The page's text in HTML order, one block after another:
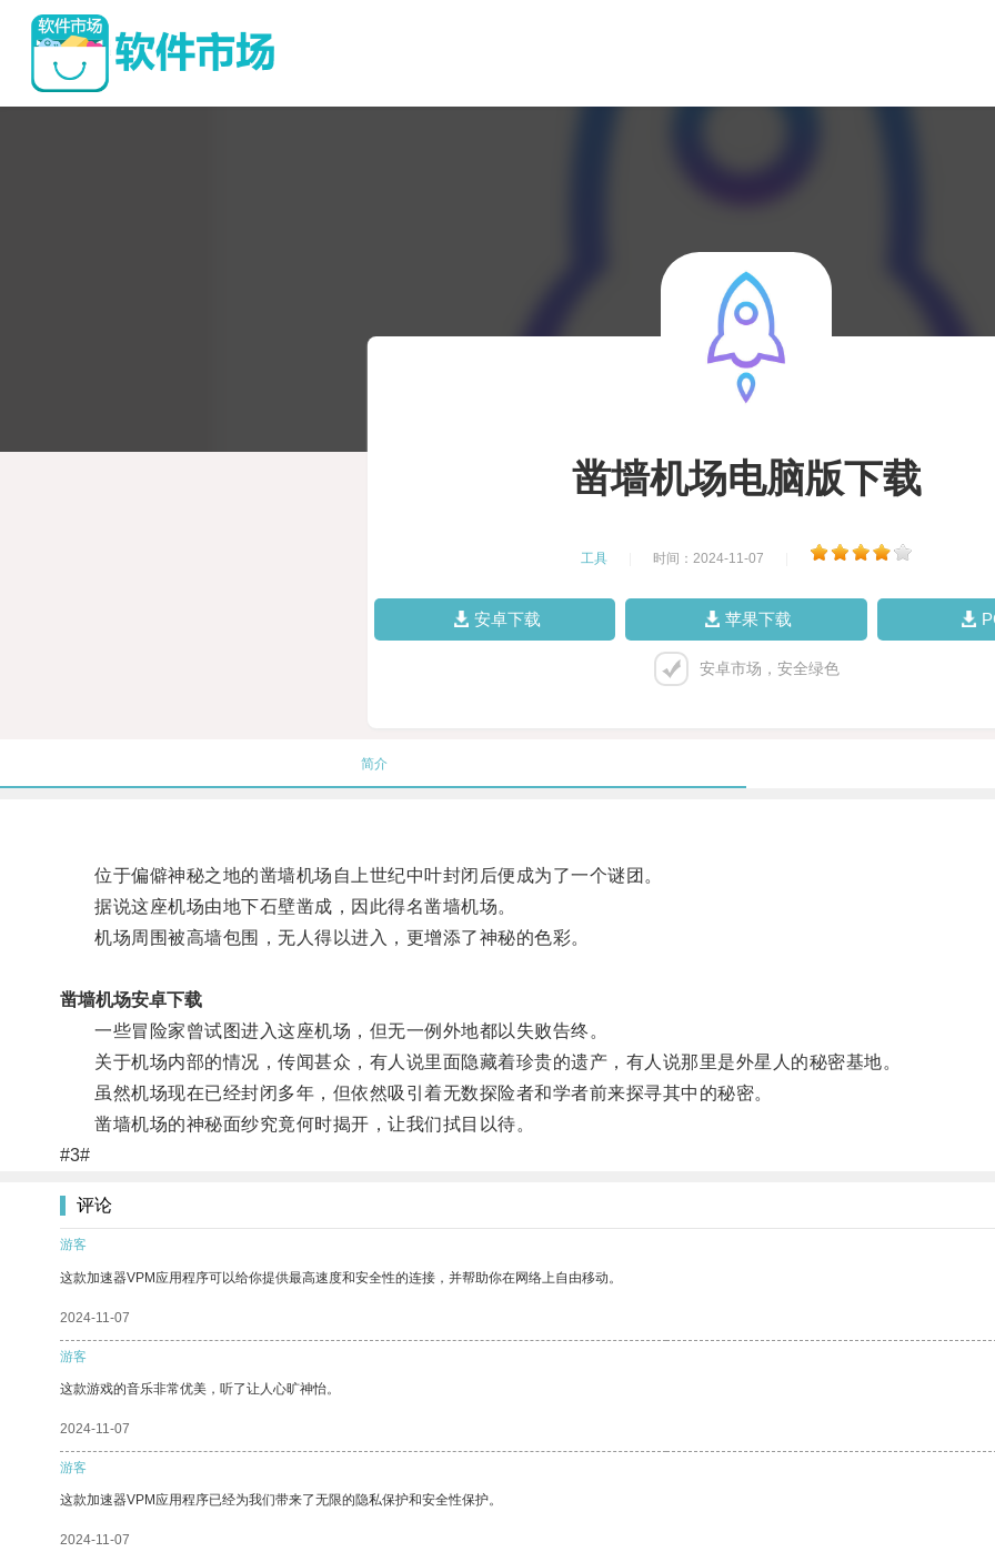
凿墙机场电脑版下载
工具 时间：2024-11-07
安卓下载 苹果下载
安卓市场，安全绿色
简介
位于偏僻神秘之地的凿墙机场自上世纪中叶封闭后便成为了一个谜团。
据说这座机场由地下石壁凿成，因此得名凿墙机场。
机场周围被高墙包围，无人得以进入，更增添了神秘的色彩。
凿墙机场安卓下载
一些冒险家曾试图进入这座机场，但无一例外地都以失败告终。
关于机场内部的情况，传闻甚众，有人说里面隐藏着珍贵的遗产，有人说那里是外星人的秘密基地。
虽然机场现在已经封闭多年，但依然吸引着无数探险者和学者前来探寻其中的秘密。
凿墙机场的神秘面纱究竟何时揭开，让我们拭目以待。
#3#
评论
游客
这款加速器VPM应用程序可以给你提供最高速度和安全性的连接，并帮助你在网络上自由移动。
2024-11-07
游客
这款游戏的音乐非常优美，听了让人心旷神怡。
2024-11-07
游客
这款加速器VPM应用程序已经为我们带来了无限的隐私保护和安全性保护。
2024-11-07